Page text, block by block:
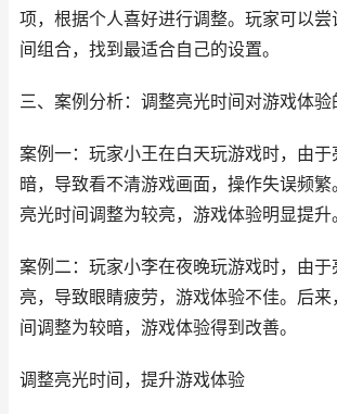
项，根据个人喜好进行调整。玩家可以
间组合，找到最适合自己的设置。
三、案例分析：调整亮光时间对游戏体验
案例一：玩家小王在白天玩游戏时，由于
暗，导致看不清游戏画面，操作失误频
亮光时间调整为较亮，游戏体验明显提升
案例二：玩家小李在夜晚玩游戏时，由于
亮，导致眼睛疲劳，游戏体验不佳。后
间调整为较暗，游戏体验得到改善。
调整亮光时间，提升游戏体验